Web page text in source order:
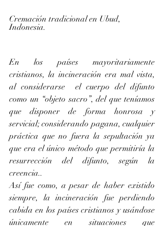
Cremación tradicional en Ubud,
Indonesia.
En los países mayoritariamente
cristianos, la incineración era mal vista,
al considerarse  el cuerpo del difunto
como un “objeto sacro”, del que teníamos
que disponer de forma honrosa y
servicial; considerando pagana, cualquier
práctica que no fuera la sepultación ya
que era el único método que permitiría la
resurrección del difunto, según la
creencia..
Así fue como, a pesar de haber existido
siempre, la incineración fue perdiendo
cabida en los países cristianos y usándose
únicamente en situaciones que